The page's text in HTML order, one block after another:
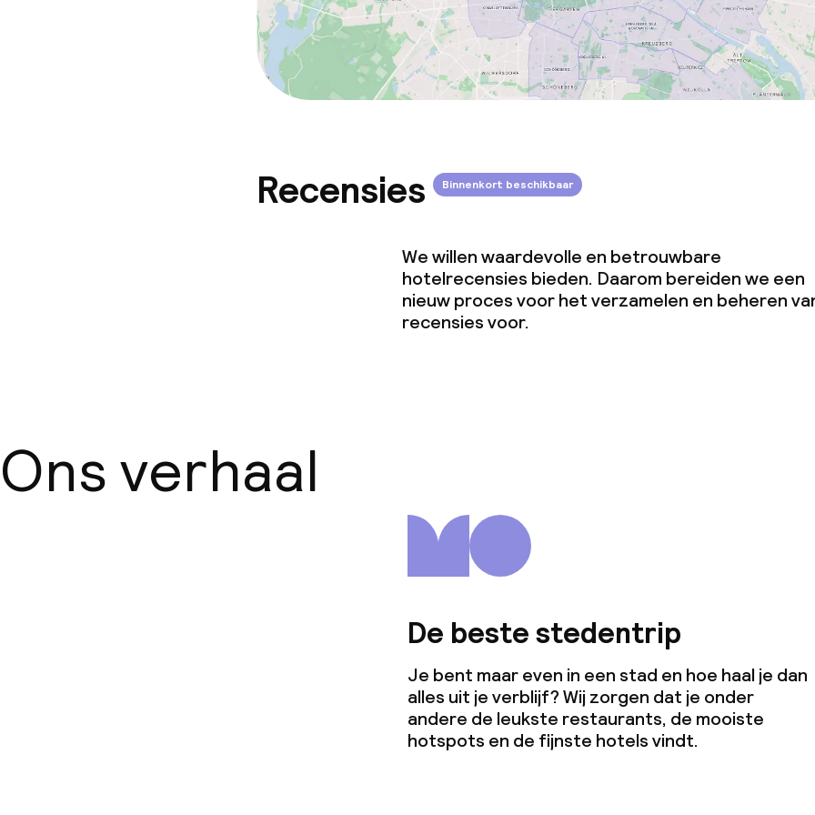
Recensies Binnenkort beschikbaar
We willen waardevolle en betrouwbare
hotelrecensies bieden. Daarom bereiden we een
nieuw proces voor het verzamelen en beheren
recensies voor.
Ons verhaal
De beste stedentrip
Je bent maar even in een stad en hoe haal je dan
alles uit je verblijf? Wij zorgen dat je onder
andere de leukste restaurants, de mooiste
hotspots en de fijnste hotels vindt.